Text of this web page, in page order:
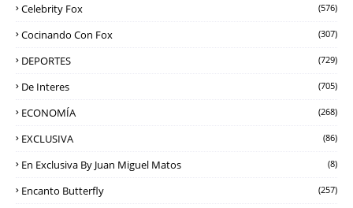
Celebrity Fox (576)
Cocinando Con Fox (307)
DEPORTES (729)
De Interes (705)
ECONOMÍA (268)
EXCLUSIVA (86)
En Exclusiva By Juan Miguel Matos (8)
Encanto Butterfly (257)